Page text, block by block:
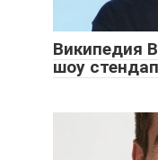
Википедия
шоу стендап